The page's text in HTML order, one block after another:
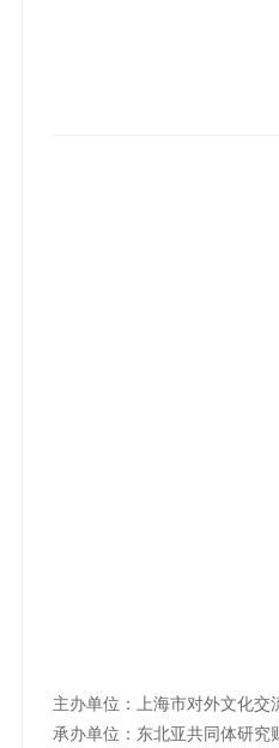
主办单位：上海市对外文化交
承办单位：东北亚共同体研究